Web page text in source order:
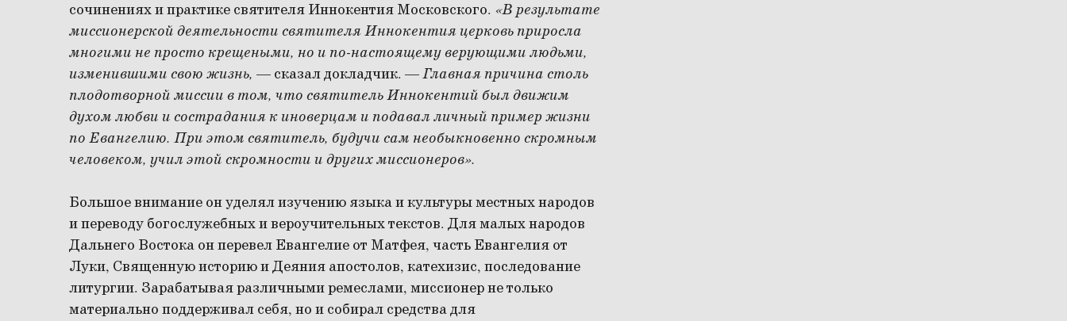
сочинениях и практике святителя Иннокентия Московского. «В результате
миссионерской деятельности святителя Иннокентия церковь приросла
многими не просто крещеными, но и по-настоящему верующими людьми,
изменившими свою жизнь, — сказал докладчик. —Главная причина столь
плодотворной миссии в том, что святитель Иннокентий был движим
духом любви и сострадания к иноверцам и подавал личный пример жизни
по Евангелию. При этом святитель, будучи сам необыкновенно скромным
человеком, учил этой скромности и других миссионеров».
Большое внимание он уделял изучению языка и культуры местных народов
и переводу богослужебных и вероучительных текстов. Для малых народов
Дальнего Востока он перевел Евангелие от Матфея, часть Евангелия от
Луки, Священную историю и Деяния апостолов, катехизис, последование
литургии. Зарабатывая различными ремеслами, миссионер не только
материально поддерживал себя, но и собирал средства для